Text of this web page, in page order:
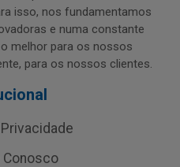
isso, nos fundamentamos
e numa constante
melhor para os nossos
para os nossos clientes.
Conosco